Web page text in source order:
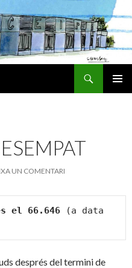
UN COMENTARI
el 66.646
(a data
després del termini de